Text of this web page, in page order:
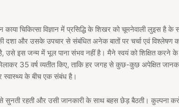
काया चिकित्सा विज्ञान में प्रसिद्धि के शिखर को चूमनेवाली लुइस है
की दशा और उसके उपचार से संबंधित अनेक बातों पर चर्चा एवं
उसे इस जन्म में भूल पाना संभव नहीं है। मैने स्वयं को शिक्षित करने के
35 वर्ष व्यतीत किए, ताकि हर जगह से कुछ-कुछ अपेक्षित
स्वास्थ्य के बीच एक संबंध है।
सुनती रहती और उसी जानकारी के साथ बहस छेड़ बैठती। कुल्पना